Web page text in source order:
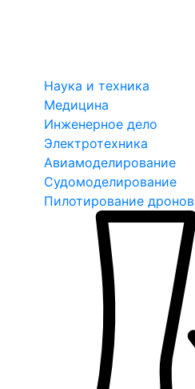
Наука и техника
Медицина
Инженерное дело
Электротехника
Авиамоделирование
Судомоделирование
Пилотирование дронов